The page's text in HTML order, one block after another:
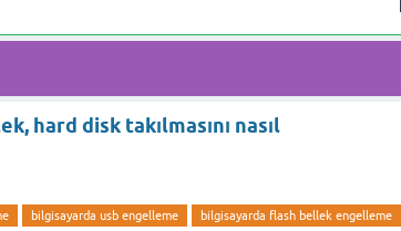
hard disk takılmasını nasıl
bilgisayarda usb engelleme
bilgisayarda flash bellek engelleme